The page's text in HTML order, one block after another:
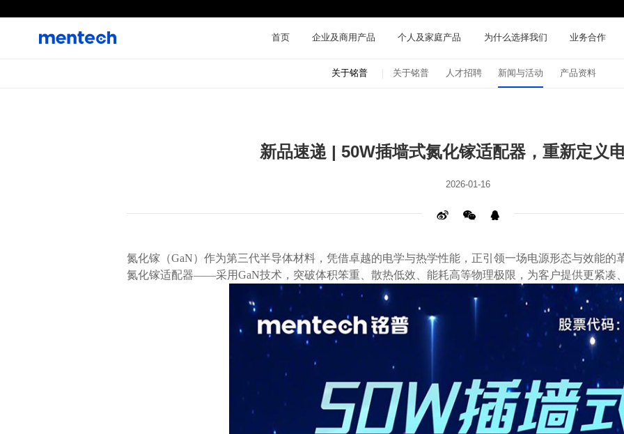
首页 企业及商用产品 个人及家庭产品 为什么选择我们 业务合作
关于铭普 关于铭普 人才招聘 新闻与活动 产品资料
新品速递 | 50W插墙式氮化镓适配器，重新定义
2026-01-16
氮化镓适配器——采用GaN技术，突破体积笨重、散热低效、能耗高等物理极限，为客户提供更紧凑